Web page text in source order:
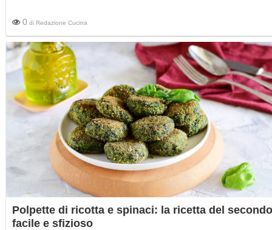
0 di Redazione Cucina
Polpette di ricotta e spinaci: la ricetta del secondo
facile e sfizioso